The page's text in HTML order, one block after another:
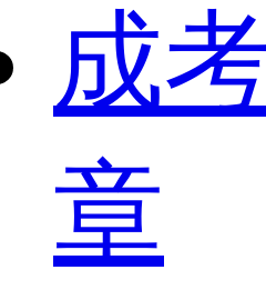
成
章